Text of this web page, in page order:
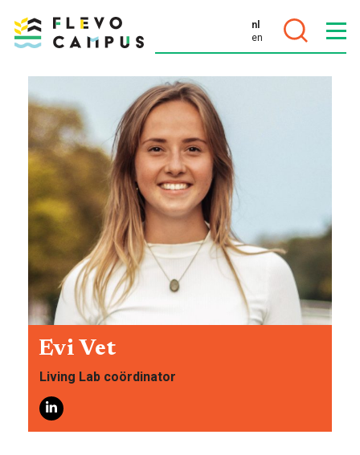
DOELEN
PROGRAMMA’S
VOOR WIE
nl
en
Evi Vet
Living Lab coördinator